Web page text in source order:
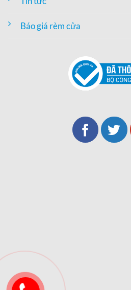
Báo giá rèm cửa